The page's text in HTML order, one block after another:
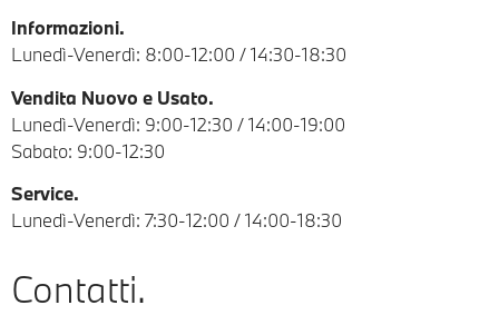
Informazioni.
Lunedì-Venerdì: 8:00-12:00 / 14:30-18:30
Vendita Nuovo e Usato.
Lunedì-Venerdì: 9:00-12:30 / 14:00-19:00
Sabato: 9:00-12:30
Service.
Lunedì-Venerdì: 7:30-12:00 / 14:00-18:30
Contatti.